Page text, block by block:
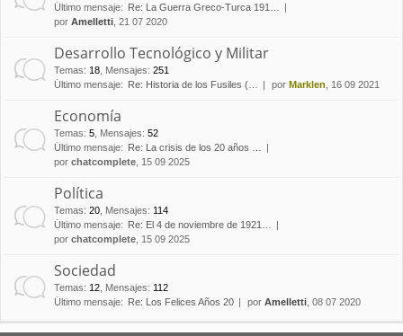
Último mensaje:
Re: La Guerra Greco-Turca 191…
por Amelletti , 21 07 2020
Desarrollo Tecnológico y Militar
Temas: 18 Mensajes: 251
Último mensaje:
Re: Historia de los Fusiles (… por Marklen , 16 09 2021
Economía
Temas: 5 Mensajes: 52
Último mensaje:
Re: La crisis de los 20 años …
por chatcomplete , 15 09 2025
Política
Temas: 20 Mensajes: 114
Último mensaje:
Re: El 4 de noviembre de 1921…
por chatcomplete , 15 09 2025
Sociedad
Temas: 12 Mensajes: 112
Último mensaje:
Re: Los Felices Años 20 por Amelletti , 08 07 2020